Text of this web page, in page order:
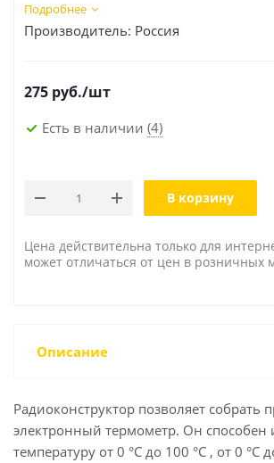
Подробнее
Производитель: Россия
275 руб./шт
Есть в наличии (4)
В корзину
Цена действительна только для
может отличаться от цен в розничных
Описание
Радиоконструктор позволяет собрать
электронный термометр. Он способен
температуру от 0 °C до 100 °C , от 0 °C